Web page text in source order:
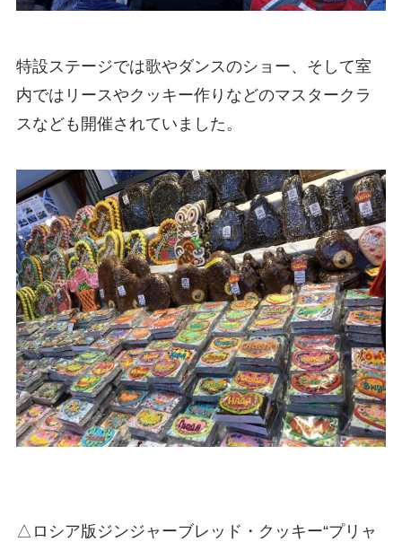
特設ステージでは歌やダンスのショー、そして室
内ではリースやクッキー作りなどのマスタークラ
スなども開催されていました。
△ロシア版ジンジャーブレッド・クッキー“プリャ